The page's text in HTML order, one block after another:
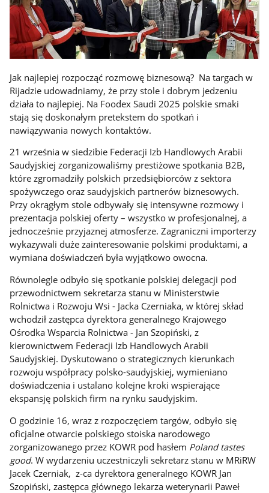
Jak najlepiej rozpocząć rozmowę biznesową? Na targach w
Rijadzie udowadniamy, że przy stole i dobrym jedzeniu
działa to najlepiej. Na Foodex Saudi 2025 polskie smaki
stają się doskonałym pretekstem do spotkań i
nawiązywania nowych kontaktów.
21 września w siedzibie Federacji Izb Handlowych Arabii
Saudyjskiej zorganizowaliśmy prestiżowe spotkania B2B,
które zgromadziły polskich przedsiębiorców z sektora
spożywczego oraz saudyjskich partnerów biznesowych.
Przy okrągłym stole odbywały się intensywne rozmowy i
prezentacja polskiej oferty – wszystko w profesjonalnej, a
jednocześnie przyjaznej atmosferze. Zagraniczni importerzy
wykazywali duże zainteresowanie polskimi produktami, a
wymiana doświadczeń była wyjątkowo owocna.
Równolegle odbyło się spotkanie polskiej delegacji pod
przewodnictwem sekretarza stanu w Ministerstwie
Rolnictwa i Rozwoju Wsi - Jacka Czerniaka, w której skład
wchodził zastępca dyrektora generalnego Krajowego
Ośrodka Wsparcia Rolnictwa - Jan Szopiński, z
kierownictwem Federacji Izb Handlowych Arabii
Saudyjskiej. Dyskutowano o strategicznych kierunkach
rozwoju współpracy polsko-saudyjskiej, wymieniano
doświadczenia i ustalano kolejne kroki wspierające
ekspansję polskich firm na rynku saudyjskim.
O godzinie 16, wraz z rozpoczęciem targów, odbyło się
oficjalne otwarcie polskiego stoiska narodowego
zorganizowanego przez KOWR pod hasłem Poland tastes
good. W wydarzeniu uczestniczyli sekretarz stanu w MRiRW
Jacek Czerniak, z-ca dyrektora generalnego KOWR Jan
Szopiński, zastępca głównego lekarza weterynarii Paweł